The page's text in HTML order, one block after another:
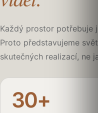
Každý prostor potřebuje
Proto představujeme
skutečných realizací, ne
30+